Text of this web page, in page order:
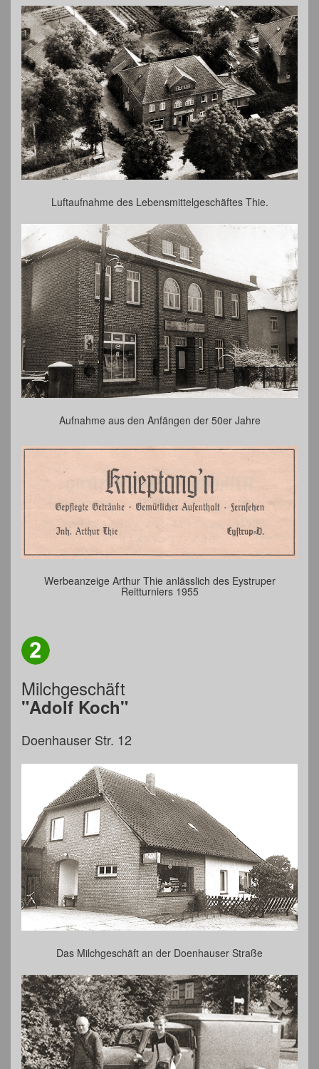
Luftaufnahme des Lebensmittelgeschäftes Thie.
Aufnahme aus den Anfängen der 50er Jahre
Werbeanzeige Arthur Thie anlässlich des Eystruper
Reitturniers 1955
Milchgeschäft
"Adolf Koch"
Doenhauser Str. 12
Das Milchgeschäft an der Doenhauser Straße